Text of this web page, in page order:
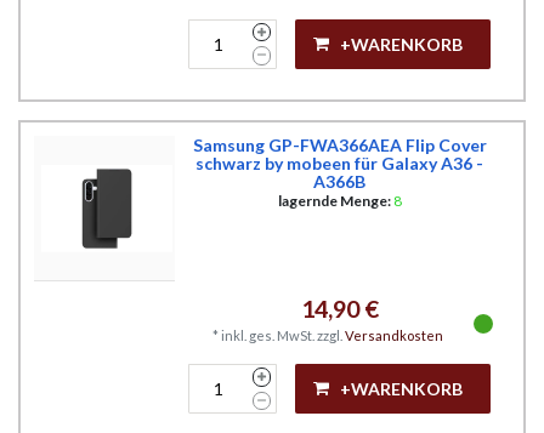
+WARENKORB
Samsung GP-FWA366AEA Flip Cover
schwarz by mobeen für Galaxy A36 -
A366B
lagernde Menge: 8
14,90 €
* inkl. ges. MwSt. zzgl. Versandkosten
+WARENKORB